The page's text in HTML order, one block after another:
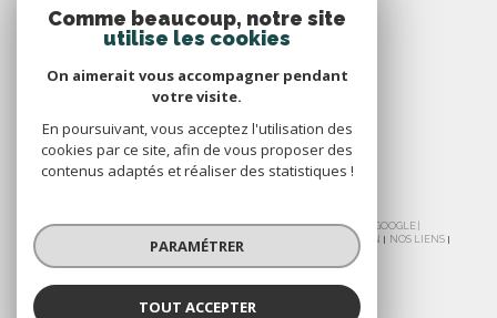
© 2026 | TOUS DROITS RÉSERVÉS | TRADUCTION POWERED BY GOOGLE |
PLAN DU SITE ADMIN
NOS LIENS
POLITIQUE RGPD
Comme beaucoup, notre site
utilise les cookies
On aimerait vous accompagner pendant
votre visite.
En poursuivant, vous acceptez l'utilisation des
cookies par ce site, afin de vous proposer des
contenus adaptés et réaliser des statistiques !
PARAMÉTRER
TOUT ACCEPTER